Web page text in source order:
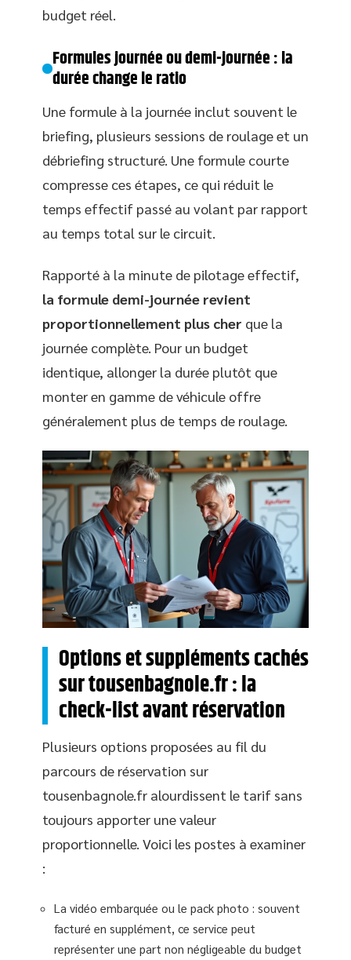
budget réel.
Formules journée ou demi-journée : la
durée change le ratio
Une formule à la journée inclut souvent le
briefing, plusieurs sessions de roulage et un
débriefing structuré. Une formule courte
compresse ces étapes, ce qui réduit le
temps effectif passé au volant par rapport
au temps total sur le circuit.
Rapporté à la minute de pilotage effectif,
la formule demi-journée revient
proportionnellement plus cher que la
journée complète. Pour un budget
identique, allonger la durée plutôt que
monter en gamme de véhicule offre
généralement plus de temps de roulage.
Options et suppléments cachés
sur tousenbagnole.fr : la
check-list avant réservation
Plusieurs options proposées au fil du
parcours de réservation sur
tousenbagnole.fr alourdissent le tarif sans
toujours apporter une valeur
proportionnelle. Voici les postes à examiner
:
La vidéo embarquée ou le pack photo : souvent
facturé en supplément, ce service peut
représenter une part non négligeable du budget